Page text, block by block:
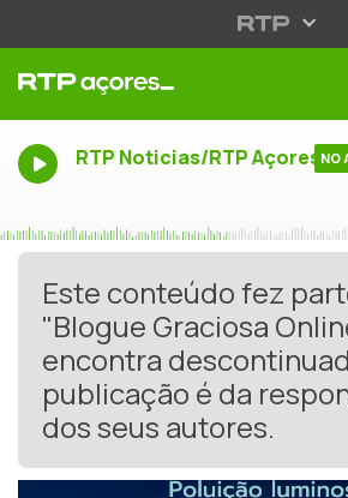
RTP Noticias/RTP Açores NO
Este conteúdo fez
"Blogue Graciosa
encontra
publicação é da
dos seus autores.